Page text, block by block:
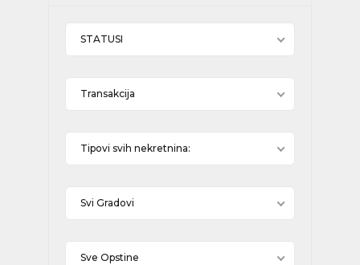
STATUSI
Transakcija
Tipovi svih nekretnina:
Svi Gradovi
Sve Opstine